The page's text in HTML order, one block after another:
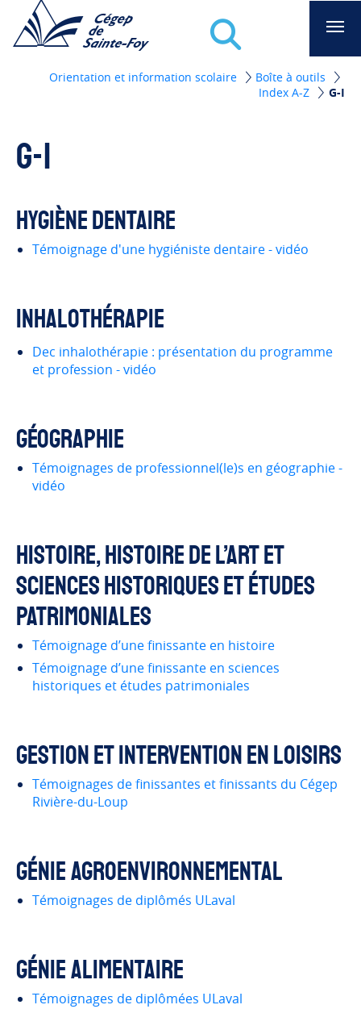
Recherche
Orientation et information scolaire
Boîte à outils
Index A-Z
G-I
G-I
Hygiène dentaire
Témoignage d'une hygiéniste dentaire - vidéo
Inhalothérapie
Dec inhalothérapie : présentation du programme
et profession - vidéo
Géographie
Témoignages de professionnel(le)s en géographie -
vidéo
Histoire, histoire de l’art et
sciences historiques et études
patrimoniales
Témoignage d’une finissante en histoire
Témoignage d’une finissante en sciences
historiques et études patrimoniales
Gestion et intervention en loisirs
Témoignages de finissantes et finissants du Cégep
Rivière-du-Loup
Génie agroenvironnemental
Témoignages de diplômés ULaval
Génie alimentaire
Témoignages de diplômées ULaval